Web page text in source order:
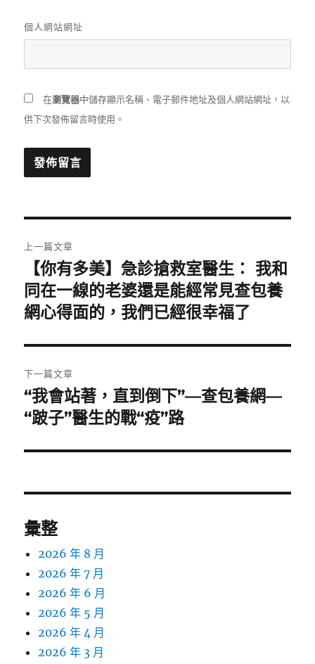
個人網站網址
在瀏覽器中儲存顯示名稱、電子郵件地址及個人網站網址，以
供下次發佈留言時使用。
章
導
覽
上一篇文章
一
篇
章:
【你有多美】急診搶救室醫生： 我和
同在一線的老婆還是能經常見查包養
網心得面的，我們已經很幸福了
下一篇文章
下
一
文
“我會站著，直到倒下”—查包養網—
“跛子”醫生的戰“疫”路
彙整
2026 年 8 月
2026 年 7 月
2026 年 6 月
2026 年 5 月
2026 年 4 月
2026 年 3 月